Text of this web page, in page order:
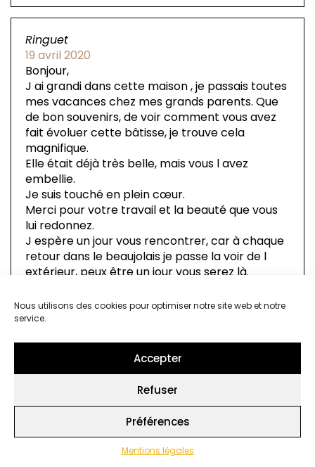
Nous utilisons des cookies pour optimiser notre site web et notre
service.
Accepter
Refuser
Préférences
Mentions légales
Ringuet
19 avril 2020
Bonjour,
J ai grandi dans cette maison , je passais toutes
mes vacances chez mes grands parents. Que
de bon souvenirs, de voir comment vous avez
fait évoluer cette bâtisse, je trouve cela
magnifique.
Elle était déjà très belle, mais vous l avez
embellie.
Je suis touché en plein cœur.
Merci pour votre travail et la beauté que vous
lui redonnez.
J espère un jour vous rencontrer, car à chaque
retour dans le beaujolais je passe la voir de l
extérieur, peux être un jour vous serez là.
Nathalie ringuet
Petite fille du pati
Répondre
Charlotte
Magnifique maison avec une belle âme et
habitée par de belles personnes ????